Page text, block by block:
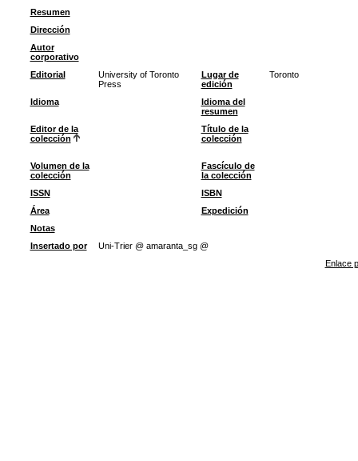
Resumen
Dirección
Autor
corporativo
Editorial
University of Toronto
Press
Lugar de
edición
Toronto
Idioma
Idioma del
resumen
Editor de la
colección
Título de la
colección
Volumen de la
colección
Fascículo de
la colección
ISSN
ISBN
Área
Expedición
Notas
Insertado por
Uni-Trier @ amaranta_sg @
Enlace